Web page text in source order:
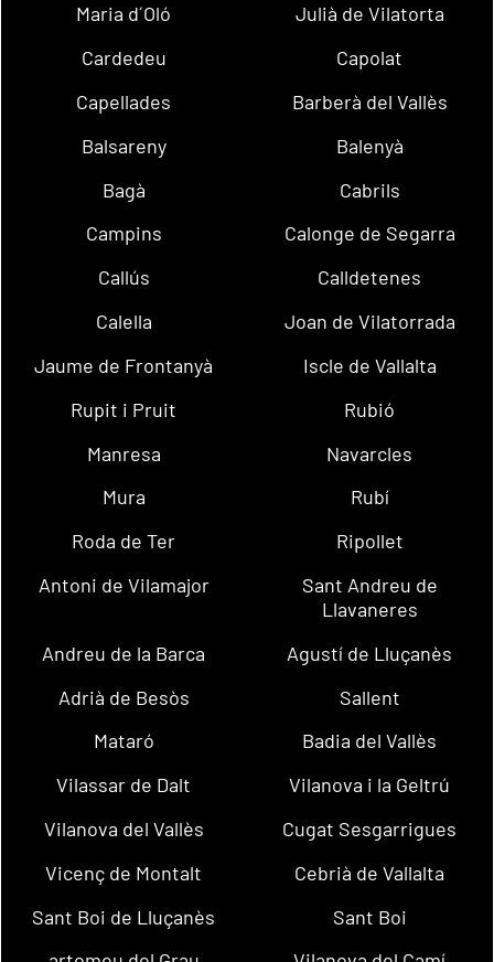
Maria d´Oló
Julià de Vilatorta
Cardedeu
Capolat
Capellades
Barberà del Vallès
Balsareny
Balenyà
Bagà
Cabrils
Campins
Calonge de Segarra
Callús
Calldetenes
Calella
Joan de Vilatorrada
Jaume de Frontanyà
Iscle de Vallalta
Rupit i Pruit
Rubió
Manresa
Navarcles
Mura
Rubí
Roda de Ter
Ripollet
Antoni de Vilamajor
Sant Andreu de
Llavaneres
Andreu de la Barca
Agustí de Lluçanès
Adrià de Besòs
Sallent
Mataró
Badia del Vallès
Vilassar de Dalt
Vilanova i la Geltrú
Vilanova del Vallès
Cugat Sesgarrigues
Vicenç de Montalt
Cebrià de Vallalta
Sant Boi de Lluçanès
Sant Boi